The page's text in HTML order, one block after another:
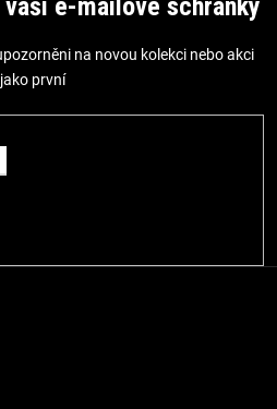
y
v
ý
e-mailové schránky
na novou kolekci nebo akci
jako první